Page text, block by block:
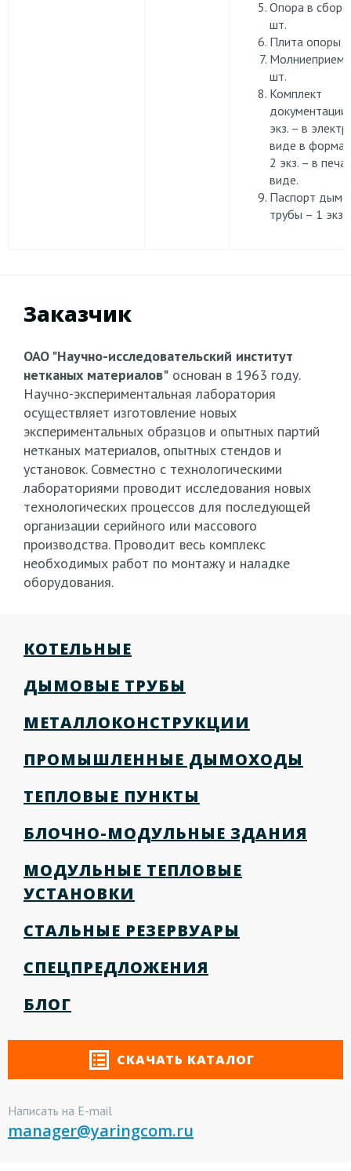
Опора в
шт.
Плита опоры
шт.
Комплект
документации
экз. – в
виде в
2 экз. – в
виде.
Паспорт
трубы – 1 экз.
Заказчик
ОАО "Научно-исследовательский институт
нетканых материалов" основан в 1963 году.
Научно-экспериментальная лаборатория
осуществляет изготовление новых
экспериментальных образцов и опытных партий
нетканых материалов, опытных стендов и
установок. Совместно с технологическими
лабораториями проводит исследования новых
технологических процессов для последующей
организации серийного или массового
производства. Проводит весь комплекс
необходимых работ по монтажу и наладке
оборудования.
КОТЕЛЬНЫЕ
ДЫМОВЫЕ ТРУБЫ
МЕТАЛЛОКОНСТРУКЦИИ
ПРОМЫШЛЕННЫЕ ДЫМОХОДЫ
ТЕПЛОВЫЕ ПУНКТЫ
БЛОЧНО-МОДУЛЬНЫЕ ЗДАНИЯ
МОДУЛЬНЫЕ ТЕПЛОВЫЕ
УСТАНОВКИ
СТАЛЬНЫЕ РЕЗЕРВУАРЫ
СПЕЦПРЕДЛОЖЕНИЯ
БЛОГ
СКАЧАТЬ КАТАЛОГ
Написать на E-mail
manager@yaringcom.ru